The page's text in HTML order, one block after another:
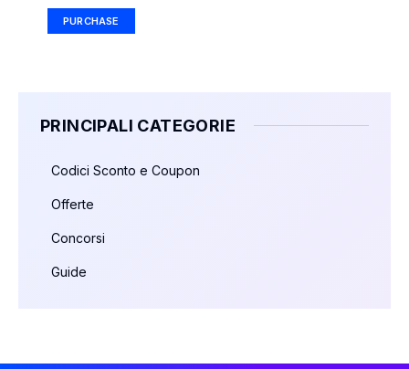
PURCHASE
PRINCIPALI CATEGORIE
Codici Sconto e Coupon
Offerte
Concorsi
Guide